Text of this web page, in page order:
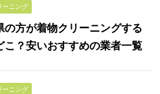
ーニング
の方が着物クリーニングする
こ？安いおすすめの業者一覧
ーニング